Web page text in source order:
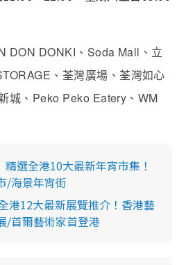
DON DONKI 、 Soda Mall 、立
、荃灣廣場、荃灣如心
城、 Peko Peko Eatery 、 WM
精選全港10大最新年宵市集！
/海景年宵街
港12大最新展覽推介！香港藝
/首爾藝術家首登港